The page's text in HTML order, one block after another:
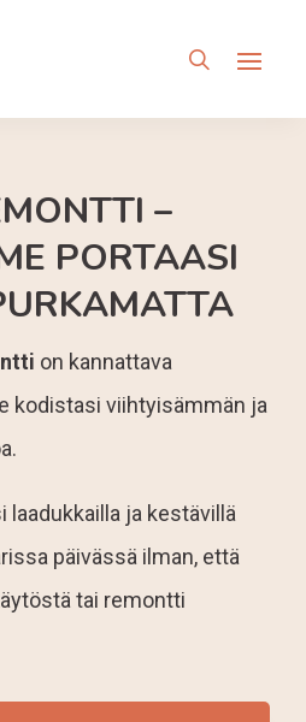
–
PORTAASI
on kannattava
kodistasi viihtyisämmän ja
laadukkailla ja kestävillä
päivässä ilman, että
tai remontti